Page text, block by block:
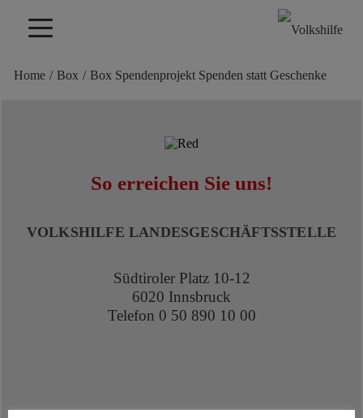
Home / Box / Box Spendenprojekt Spenden statt Geschenke
So erreichen Sie uns!
VOLKSHILFE LANDESGESCHÄFTSSTELLE
Südtiroler Platz 10-12
6020 Innsbruck
Telefon 0 50 890 10 00